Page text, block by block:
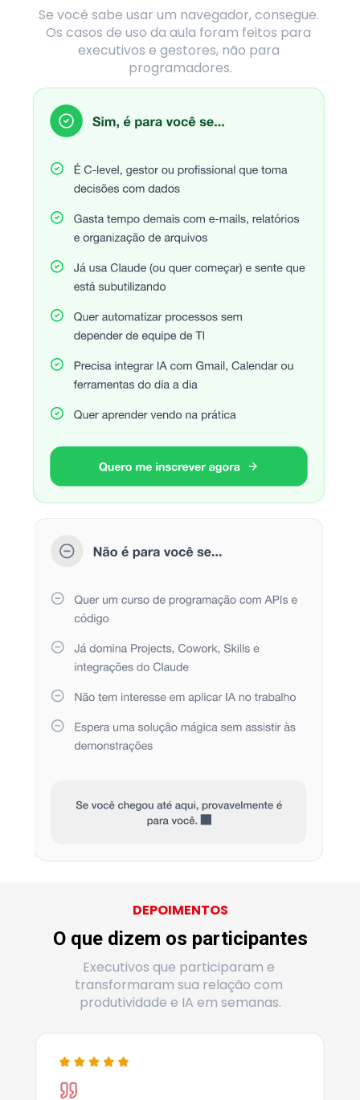
Se você sabe usar um navegador, consegue.
Os casos de uso da aula foram feitos para
executivos e gestores, não para
programadores.
DEPOIMENTOS
O que dizem os participantes
Executivos que participaram e
transformaram sua relação com
produtividade e IA em semanas.